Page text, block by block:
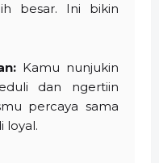
besar. Ini bikin
Kamu nunjukin
dan ngertiin
percaya sama
loyal.